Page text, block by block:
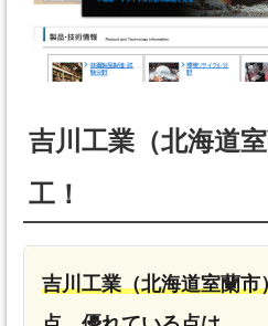
吉川工業（北海道
工！
吉川工業（北海道室蘭市